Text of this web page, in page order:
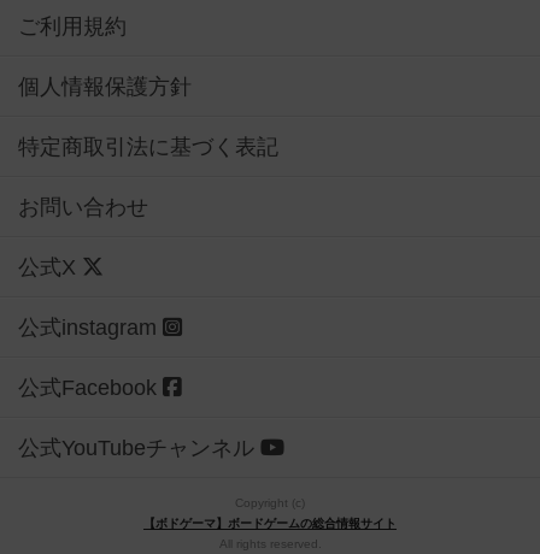
ご利用規約
個人情報保護方針
特定商取引法に基づく表記
お問い合わせ
公式X
公式instagram
公式Facebook
公式YouTubeチャンネル
Copyright (c)
【ボドゲーマ】ボードゲームの総合情報サイト
All rights reserved.